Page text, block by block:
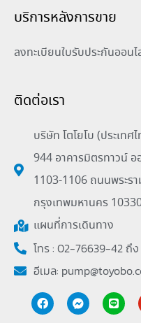
บริการหลังการขาย
ลงทะเบียนใบรับประกันออน
ติดต่อเรา
บริษัท โตโยโบ (ประเทศ
944 อาคารมิตรทาวน์
1103-1106 ถนนพระร
กรุงเทพมหานคร
แผนที่การเดินทาง
โทร : 02-76639-42 ถึ
อีเมล: